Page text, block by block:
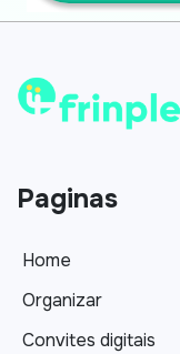
Paginas
Home
Organizar
Convites digitais